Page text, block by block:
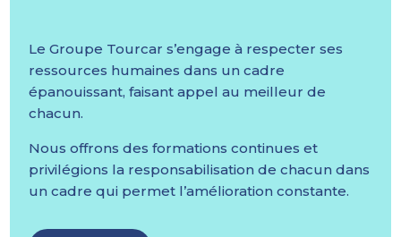
Le Groupe Tourcar s’engage à respecter ses
ressources humaines dans un cadre
épanouissant, faisant appel au meilleur de
chacun.
Nous offrons des formations continues et
privilégions la responsabilisation de chacun dans
un cadre qui permet l’amélioration constante.